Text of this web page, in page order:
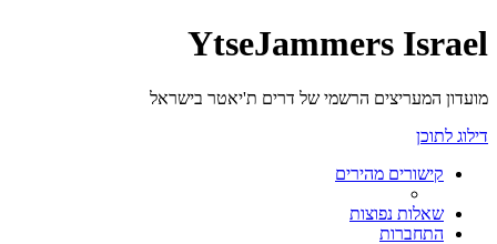
YtseJammers Israel
מועדון המעריצים הרשמי של דרים ת'יאטר בישראל
דילוג לתוכן
קישורים מהירים
שאלות נפוצות
התחברות